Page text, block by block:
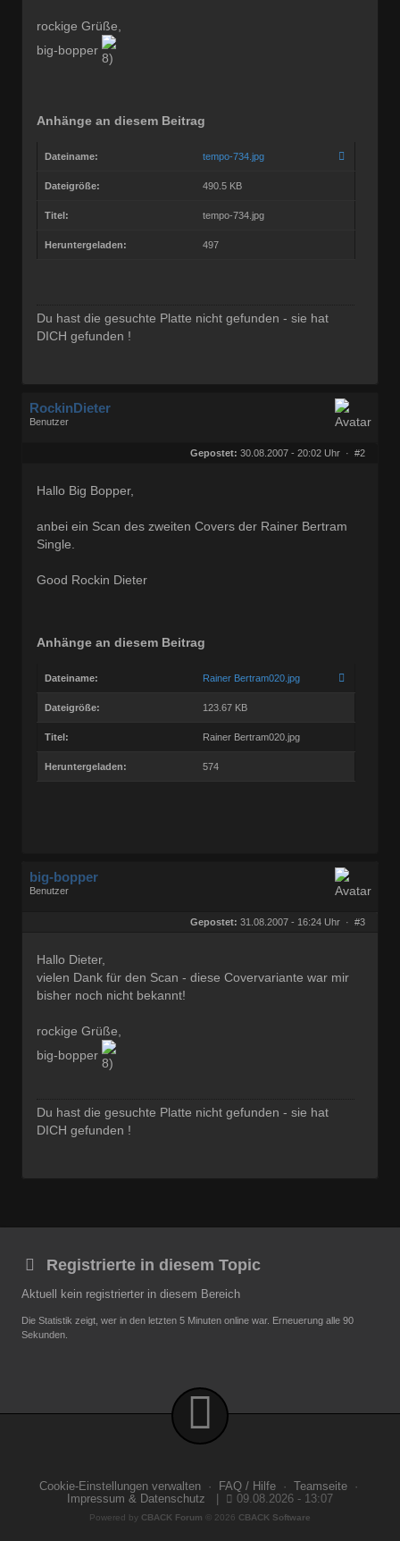
rockige Grüße,
big-bopper
Anhänge an diesem Beitrag
Dateiname: tempo-734.jpg
Dateigröße: 490.5 KB
Titel: tempo-734.jpg
Heruntergeladen: 497
Du hast die gesuchte Platte nicht gefunden - sie hat
DICH gefunden !
RockinDieter
Benutzer
Gepostet: 30.08.2007 - 20:02 Uhr · #2
Hallo Big Bopper,
anbei ein Scan des zweiten Covers der Rainer Bertram
Single.
Good Rockin Dieter
Anhänge an diesem Beitrag
Dateiname: Rainer Bertram020.jpg
Dateigröße: 123.67 KB
Titel: Rainer Bertram020.jpg
Heruntergeladen: 574
big-bopper
Benutzer
Gepostet: 31.08.2007 - 16:24 Uhr · #3
Hallo Dieter,
vielen Dank für den Scan - diese Covervariante war mir
bisher noch nicht bekannt!
rockige Grüße,
big-bopper
Du hast die gesuchte Platte nicht gefunden - sie hat
DICH gefunden !
Registrierte in diesem Topic
Aktuell kein registrierter in diesem Bereich
Die Statistik zeigt, wer in den letzten 5 Minuten online war. Erneuerung alle 90
Sekunden.
Cookie-Einstellungen verwalten· FAQ / Hilfe· Teamseite·
Impressum & Datenschutz
09.08.2026 - 13:07
Powered by CBACK Forum © 2026 CBACK Software